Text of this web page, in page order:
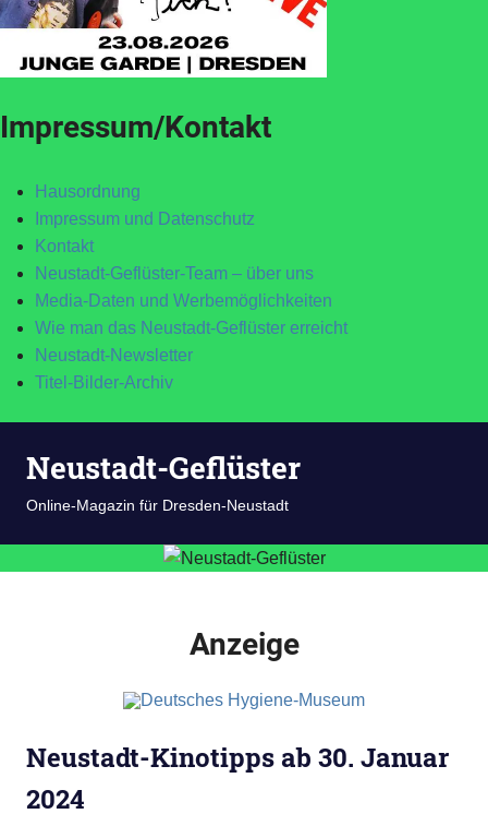
Impressum/Kontakt
Hausordnung
Impressum und Datenschutz
Kontakt
Neustadt-Geflüster-Team – über uns
Media-Daten und Werbemöglichkeiten
Wie man das Neustadt-Geflüster erreicht
Neustadt-Newsletter
Titel-Bilder-Archiv
InhaltNeustadt-Geflüster
Online-Magazin für Dresden-Neustadt
Anzeige
Neustadt-Kinotipps ab 30. Januar
2024